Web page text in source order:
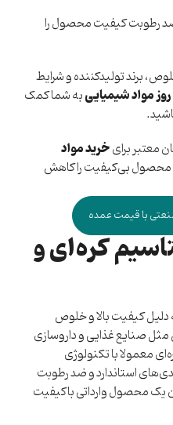
رطوبت کیفیت محصول را
برند تولیدکننده و شرایط
مواد شیمیاییبه شما کمک
معتبر برایخرید مواد
محصول بی‌کیفیت را کاهش
با قیمت عمده
کره‌ای و
دلیل کیفیت بالا و خلوص
صنایع غذایی و داروسازی
معمولا با تکنولوژی
استاندارد و ضد رطوبت
یک محصول وارداتی باکیفیت